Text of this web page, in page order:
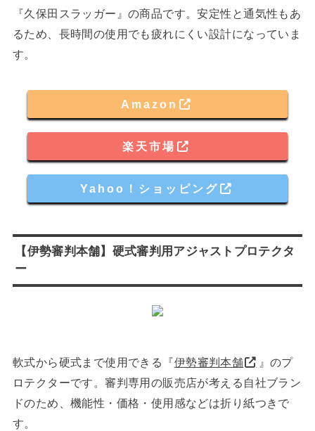
『久保田スラッガー』の商品です。安定性と通気性もあ
るため、長時間の使用でも疲れにくい設計になっていま
す。
Amazon
楽天市場
Yahoo！ショッピング
【伊勢審判本舗】硬式審判用アジャストプロテクタ
ー
軟式から硬式まで使用できる『伊勢審判本舗
』のプ
ロテクターです。審判専用の販売店が考える自社ブラン
ドのため、機能性・価格・使用感などは折り紙つきで
す。